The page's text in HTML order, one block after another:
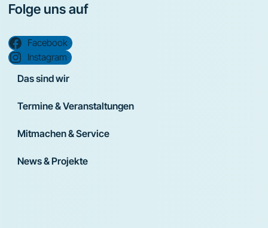
Folge uns auf
Facebook
Instagram
Das sind wir
Termine & Veranstaltungen
Mitmachen & Service
News & Projekte